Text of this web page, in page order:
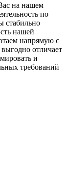
на нашем
по
стабильно
нашей
напрямую с
отличает
и
требований